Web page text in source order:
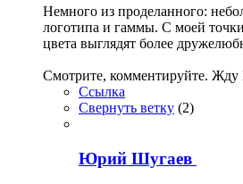
Немного из проделанного:
логотипа и гаммы. С моей
цвета выглядят более
Смотрите, комментируйте. Жду
Ссылка
Свернуть ветку (2)
Юрий Шугаев